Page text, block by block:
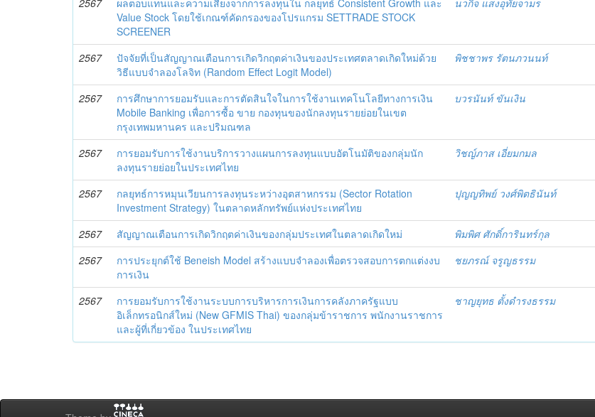
2567
ผลตอบแทนและความเสี่ยงจากการลงทุนใน กลยุทธ์ Consistent Growth และ
Value Stock โดยใช้เกณฑ์คัดกรองของโปรแกรม SETTRADE STOCK
SCREENER
นวกิจ แสงอุทัยจามร
2567
ปัจจัยที่เป็นสัญญาณเตือนการเกิดวิกฤตค่าเงินของประเทศตลาดเกิดใหม่ด้วย
วิธีแบบจำลองโลจิท (Random Effect Logit Model)
พิชชาพร รัตนภวนนท์
2567
การศึกษาการยอมรับและการตัดสินใจในการใช้งานเทคโนโลยีทางการเงิน
Mobile Banking เพื่อการซื้อ ขาย กองทุนของนักลงทุนรายย่อยในเขต
กรุงเทพมหานคร และปริมณฑล
บวรนันท์ ขันเงิน
2567
การยอมรับการใช้งานบริการวางแผนการลงทุนแบบอัตโนมัติของกลุ่มนัก
ลงทุนรายย่อยในประเทศไทย
วิชญ์ภาส เอี่ยมกมล
2567
กลยุทธ์การหมุนเวียนการลงทุนระหว่างอุตสาหกรรม (Sector Rotation
Investment Strategy) ในตลาดหลักทรัพย์แห่งประเทศไทย
ปุญญทิพย์ วงศ์พิตธินันท์
2567 สัญญาณเตือนการเกิดวิกฤตค่าเงินของกลุ่มประเทศในตลาดเกิดใหม่
พิมพิศ ศักดิ์การินทร์กุล
2567
การประยุกต์ใช้ Beneish Model สร้างแบบจำลองเพื่อตรวจสอบการตกแต่งงบ
การเงิน
ชยภรณ์ จรูญธรรม
2567
การยอมรับการใช้งานระบบการบริหารการเงินการคลังภาครัฐแบบ
อิเล็กทรอนิกส์ใหม่ (New GFMIS Thai) ของกลุ่มข้าราชการ พนักงานราชการ
และผู้ที่เกี่ยวข้อง ในประเทศไทย
ชาญยุทธ ตั้งดำรงธรรม